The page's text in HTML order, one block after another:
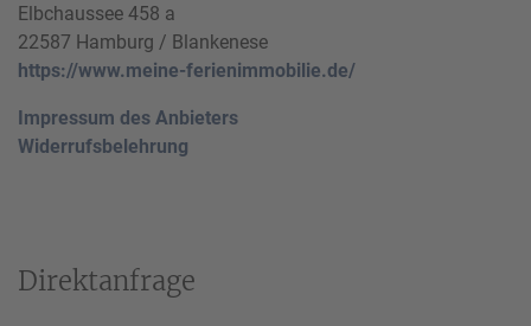
Elbchaussee 458 a
22587 Hamburg / Blankenese
https://www.meine-ferienimmobilie.de/
Impressum des Anbieters
Widerrufsbelehrung
Direktanfrage